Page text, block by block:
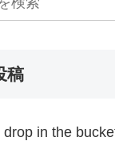
稿
in the